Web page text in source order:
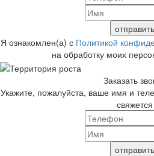
Я ознакомлен(а) с Политикой
на обработку моих
Заказать
Укажите, пожалуйста, ваше имя и
свяжется